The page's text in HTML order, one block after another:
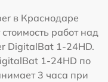
в Краснодаре
работ над
DigitalBat 1-24HD.
1-24HD по
3 часа при